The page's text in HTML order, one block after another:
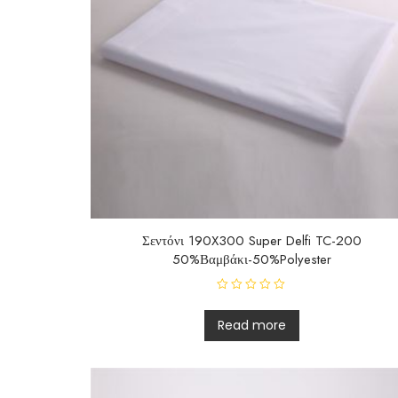
Σεντόνι 190X300 Super Delfi TC-200
50%Βαμβάκι-50%Polyester
a
t
e
d
Read more